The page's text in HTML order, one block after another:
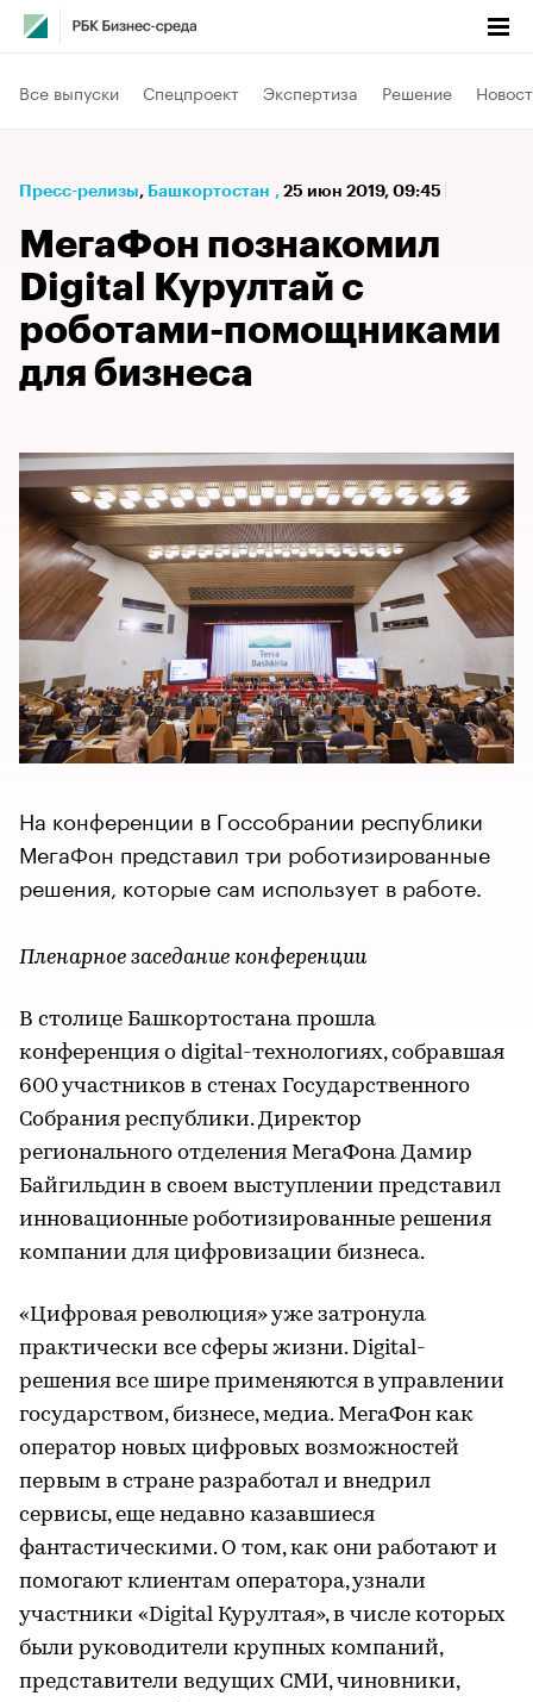
Все выпуски Спецпроект Экспертиза Решение
Пресс-релизы⁠, Башкортостан , 25 июн 2019, 09:45
МегаФон познакомил
Digital Курултай с
роботами-помощниками
для бизнеса
На конференции в Госсобрании республики
МегаФон представил три роботизированные
решения, которые сам использует в работе.
Пленарное заседание конференции
В столице Башкортостана прошла
конференция о digital-технологиях, собравшая
600 участников в стенах Государственного
Собрания республики. Директор
регионального отделения МегаФона Дамир
Байгильдин в своем выступлении представил
инновационные роботизированные решения
компании для цифровизации бизнеса.
«Цифровая революция» уже затронула
практически все сферы жизни. Digital-
решения все шире применяются в управлении
государством, бизнесе, медиа. МегаФон как
оператор новых цифровых возможностей
первым в стране разработал и внедрил
сервисы, еще недавно казавшиеся
фантастическими. О том, как они работают и
помогают клиентам оператора, узнали
участники «Digital Курултая», в числе которых
были руководители крупных компаний,
представители ведущих СМИ, чиновники,